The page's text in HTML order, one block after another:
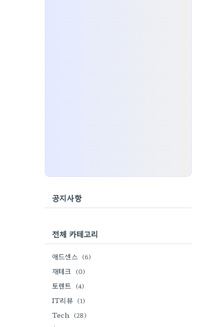
공지사항
전체 카테고리
애드센스 (6)
재테크 (0)
토렌트 (4)
IT리뷰 (1)
Tech (28)